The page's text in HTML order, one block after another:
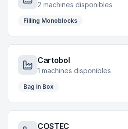
2 machines disponibles
Filling Monoblocks
Cartobol
1 machines disponibles
Bag in Box
COSTEC